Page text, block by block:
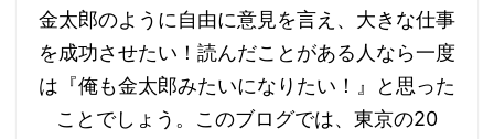
金太郎のように自由に意見を言え、大きな仕事
を成功させたい！読んだことがある人なら一度
は『俺も金太郎みたいになりたい！』と思った
ことでしょう。 ​​このブログでは、東京の20